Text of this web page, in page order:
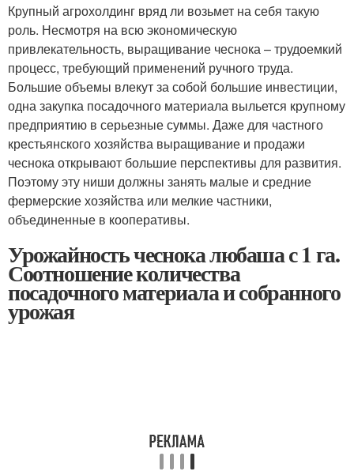
Крупный агрохолдинг вряд ли возьмет на себя такую
роль. Несмотря на всю экономическую
привлекательность, выращивание чеснока – трудоемкий
процесс, требующий применений ручного труда.
Большие объемы влекут за собой большие инвестиции,
одна закупка посадочного материала выльется крупному
предприятию в серьезные суммы. Даже для частного
крестьянского хозяйства выращивание и продажи
чеснока открывают большие перспективы для развития.
Поэтому эту ниши должны занять малые и средние
фермерские хозяйства или мелкие частники,
объединенные в кооперативы.
Урожайность чеснока любаша с 1 га.
Соотношение количества
посадочного материала и собранного
урожая